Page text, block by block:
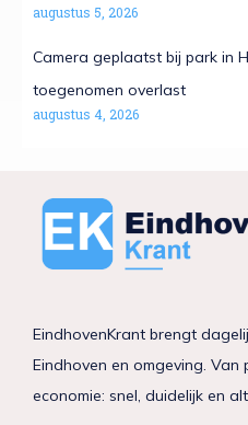
augustus 5, 2026
Camera geplaatst bij park in
toegenomen overlast
augustus 4, 2026
EindhovenKrant brengt
Eindhoven en omgeving.
economie: snel, duidelijk en